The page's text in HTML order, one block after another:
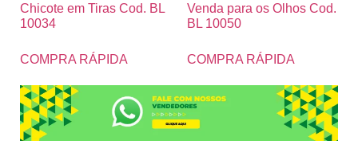
Chicote em Tiras Cod. BL
10034
COMPRA RÁPIDA
Venda para os Olhos Cod.
BL 10050
COMPRA RÁPIDA